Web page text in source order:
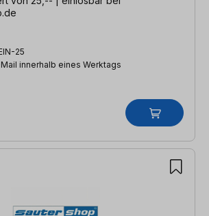
25
innerhalb eines Werktags